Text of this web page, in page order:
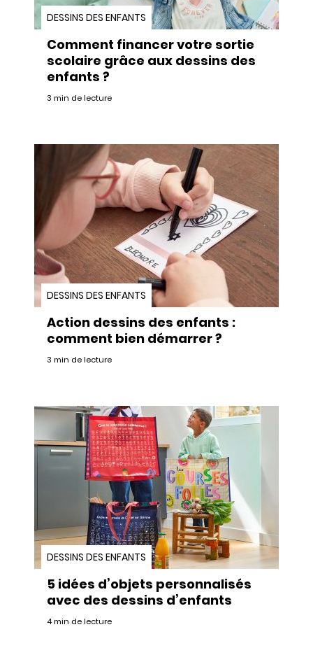
DESSINS DES ENFANTS
Comment financer votre sortie
scolaire grâce aux dessins des
enfants ?
3 min de lecture
DESSINS DES ENFANTS
Action dessins des enfants :
comment bien démarrer ?
3 min de lecture
DESSINS DES ENFANTS
5 idées d’objets personnalisés
avec des dessins d’enfants
4 min de lecture